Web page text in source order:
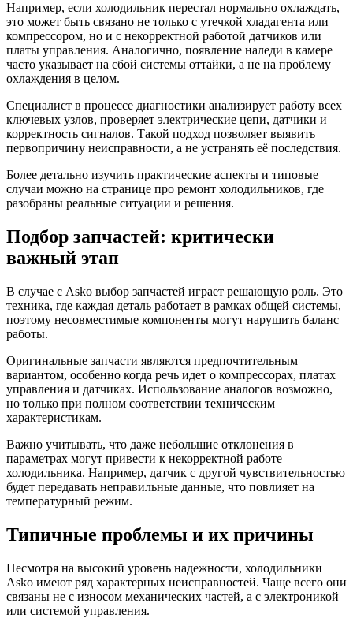
Например, если холодильник перестал нормально охлаждать,
это может быть связано не только с утечкой хладагента или
компрессором, но и с некорректной работой датчиков или
платы управления. Аналогично, появление наледи в камере
часто указывает на сбой системы оттайки, а не на проблему
охлаждения в целом.
Специалист в процессе диагностики анализирует работу всех
ключевых узлов, проверяет электрические цепи, датчики и
корректность сигналов. Такой подход позволяет выявить
первопричину неисправности, а не устранять её последствия.
Более детально изучить практические аспекты и типовые
случаи можно на странице про ремонт холодильников, где
разобраны реальные ситуации и решения.
Подбор запчастей: критически
важный этап
В случае с Asko выбор запчастей играет решающую роль. Это
техника, где каждая деталь работает в рамках общей системы,
поэтому несовместимые компоненты могут нарушить баланс
работы.
Оригинальные запчасти являются предпочтительным
вариантом, особенно когда речь идет о компрессорах, платах
управления и датчиках. Использование аналогов возможно,
но только при полном соответствии техническим
характеристикам.
Важно учитывать, что даже небольшие отклонения в
параметрах могут привести к некорректной работе
холодильника. Например, датчик с другой чувствительностью
будет передавать неправильные данные, что повлияет на
температурный режим.
Типичные проблемы и их причины
Несмотря на высокий уровень надежности, холодильники
Asko имеют ряд характерных неисправностей. Чаще всего они
связаны не с износом механических частей, а с электроникой
или системой управления.